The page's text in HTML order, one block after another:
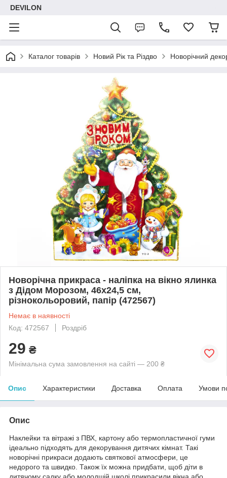
DEVILON
Каталог товарів Новий Рік та Різдво Новорічний
Новорічна прикраса - наліпка на вікно ялинка
з Дідом Морозом, 46x24,5 см,
різнокольоровий, папір (472567)
Немає в наявності
Код: 472567
Роздріб
29 ₴
Мінімальна сума замовлення на сайті — 200 ₴
Опис Характеристики Доставка Оплата Умови
Опис
Наклейки та вітражі з ПВХ, картону або термопластичної гуми
ідеально підходять для декорування дитячих кімнат. Такі
новорічні прикраси додають святкової атмосфери, це
недорого та швидко. Також їх можна придбати, щоб діти в
дитячому садку або молодшій школі прикрасили вікна або